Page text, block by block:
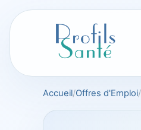
Accueil Offres d'Emploi